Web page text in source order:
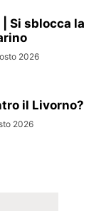
Si sblocca la
2026
il Livorno?
2026